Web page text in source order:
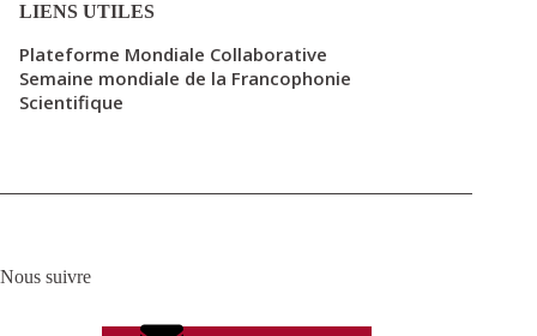
LIENS UTILES
Plateforme Mondiale Collaborative
Semaine mondiale de la Francophonie
Scientifique
Nous suivre